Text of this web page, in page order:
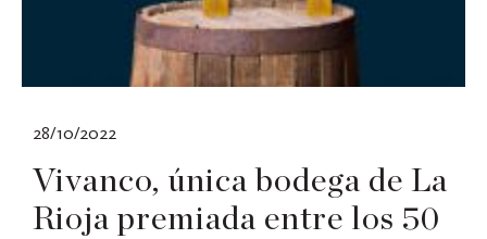
28/10/2022
Vivanco, única bodega de La
Rioja premiada entre los 50